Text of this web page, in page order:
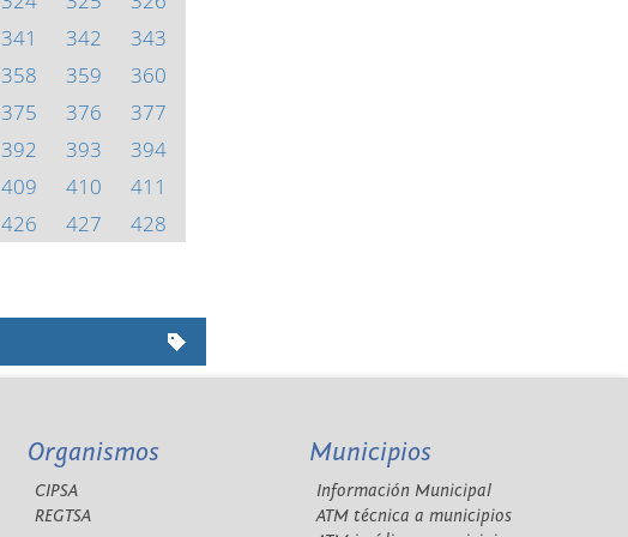
341 342
343
358 359
360
375 376
377
392 393
394
409 410
411
426 427
428
Organismos
CIPSA
REGTSA
Municipios
Información Municipal
ATM técnica a municipios